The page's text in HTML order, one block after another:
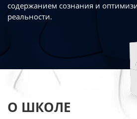
содержанием сознания и
реальности.
О ШКОЛЕ